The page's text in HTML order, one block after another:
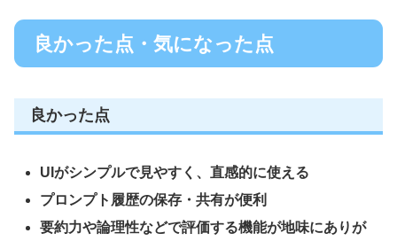
良かった点・気になった点
良かった点
UIがシンプルで見やすく、直感的に使える
プロンプト履歴の保存・共有が便利
要約力や論理性などで評価する機能が地味にありが